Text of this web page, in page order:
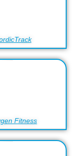
Fitness